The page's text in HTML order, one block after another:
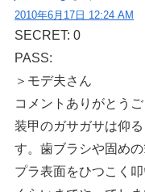
2010年6月17日 12:24 AM
SECRET: 0
PASS:
＞モデ夫さん
コメントありがとうご
装甲のガサガサは仰
す。歯ブラシや固め
プラ表面をひつこく